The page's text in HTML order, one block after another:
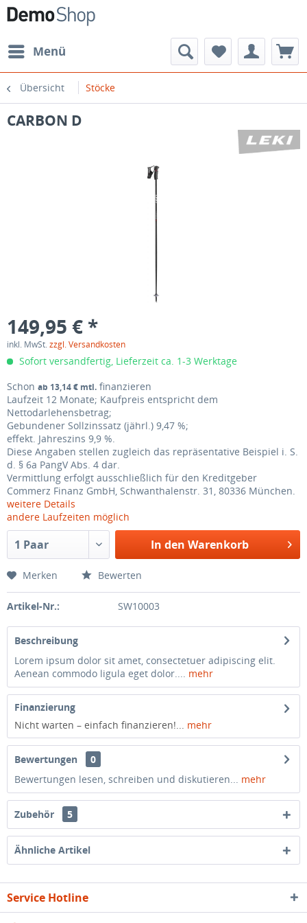
Menü
Übersicht Stöcke
CARBON D
149,95 € *
inkl. MwSt.zzgl. Versandkosten
Sofort versandfertig, Lieferzeit ca. 1-3 Werktage
Schon ab 13,14 € mtl. finanzieren
Laufzeit 12 Monate; Kaufpreis entspricht dem
Nettodarlehensbetrag;
Gebundener Sollzinssatz (jährl.) 9,47 %;
effekt. Jahreszins 9,9 %.
Diese Angaben stellen zugleich das repräsentative Beispiel i. S.
d. § 6a PangV Abs. 4 dar.
Vermittlung erfolgt ausschließlich für den Kreditgeber
Commerz Finanz GmbH, Schwanthalenstr. 31, 80336 München.
weitere Details
andere Laufzeiten möglich
In den Warenkorb
Merken Bewerten
Artikel-Nr.: SW10003
Beschreibung
Lorem ipsum dolor sit amet, consectetuer adipiscing elit.
Aenean commodo ligula eget dolor.... mehr
Finanzierung
Nicht warten – einfach finanzieren!... mehr
Bewertungen
0
Bewertungen lesen, schreiben und diskutieren... mehr
Zubehör 5
Ähnliche Artikel
Service Hotline